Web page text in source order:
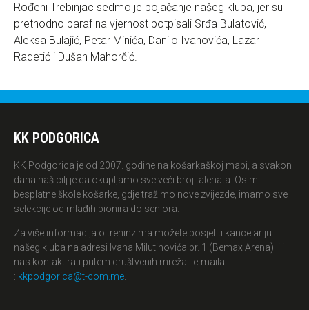
Rođeni Trebinjac sedmo je pojačanje našeg kluba, jer su
prethodno paraf na vjernost potpisali Srđa Bulatović,
Aleksa Bulajić, Petar Minića, Danilo Ivanovića, Lazar
Radetić i Dušan Mahorčić.
KK PODGORICA
KK Podgorica je od 2007. godine na košarkaškoj mapi, a svakon
dana naš cilj je da okupljamo sve veći broj talenata. Osim
besplatne škole košarke, gdje tražimo nove zvijezde, imamo sve
selekcije od mlađih pionira do seniora.
Za više informacija o treninzima možete posjetiti kancelariju
našeg kluba na adresi Ivana Milutinovića br. 1 (Bemax Arena) ili
nas kontaktirati putem društvenih mreža i e-maila
: kkpodgorica@t-com.me.